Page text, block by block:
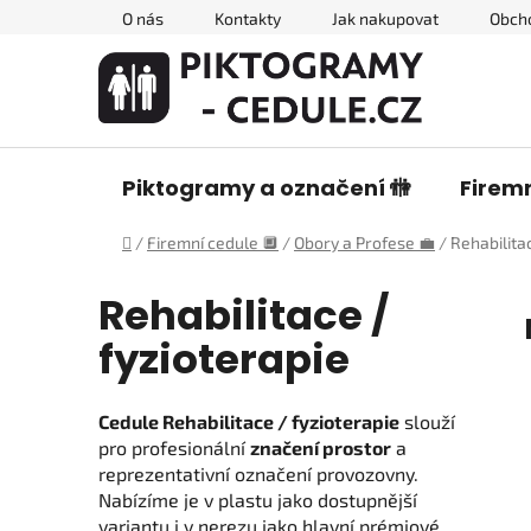
O nás Kontakty Jak nakupovat
Piktogramy a označení 🚻
Domů
/ Firemní cedule 🔲 / Obory a Profese 💼 /
Rehabilitace /
fyzioterapie
Cedule Rehabilitace / fyzioterapie slouží
pro profesionálníznačení prostor a
reprezentativní označení provozovny.
Nabízíme je v plastu jako dostupnější
variantu i v nerezu jako hlavní prémiové